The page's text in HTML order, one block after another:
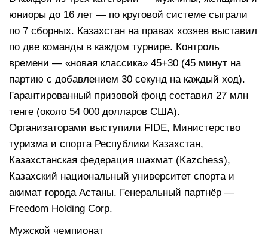
юниоры до 16 лет — по круговой системе сыграли
по 7 сборных. Казахстан на правах хозяев выставил
по две команды в каждом турнире. Контроль
времени — «новая классика» 45+30 (45 минут на
партию с добавлением 30 секунд на каждый ход).
Гарантированный призовой фонд составил 27 млн
тенге (около 54 000 долларов США).
Организаторами выступили FIDE, Министерство
туризма и спорта Республики Казахстан,
Казахстанская федерация шахмат (Kazchess),
Казахский национальный университет спорта и
акимат города Астаны. Генеральный партнёр —
Freedom Holding Corp.
Мужской чемпионат